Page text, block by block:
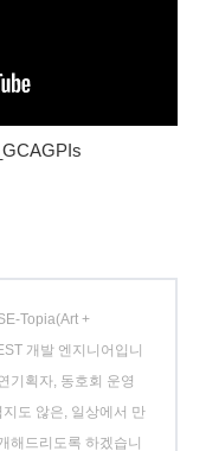
Topia(Art +
개발 엔지니어입니
기획자, 동호회 운영
도 않은, 일상에서 만
해드리도록 하겠습니